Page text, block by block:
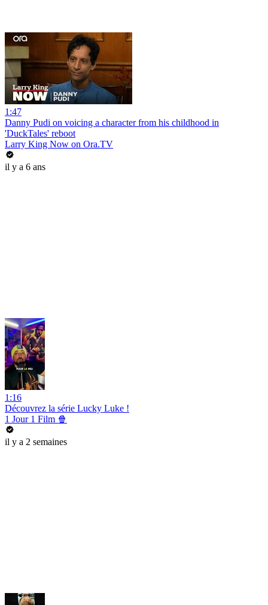
1:47
Danny Pudi on voicing a character from his childhood in
'DuckTales' reboot
Larry King Now on Ora.TV
il y a 6 ans
1:16
Découvrez la série Lucky Luke !
1 Jour 1 Film 🍿
il y a 2 semaines